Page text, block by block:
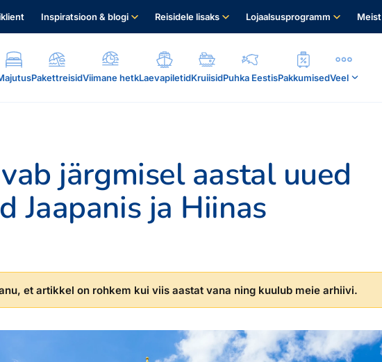
Inspiratsioon & blogi Reisidele lisaks Lojaalsusprogramm Meist
PakettreisidViimane hetkLaevapiletidKruiisidPuhka EestisPakkumisedVeel
järgmisel aastal uued
Jaapanis ja Hiinas
et artikkel on rohkem kui viis aastat vana ning kuulub meie arhiivi.